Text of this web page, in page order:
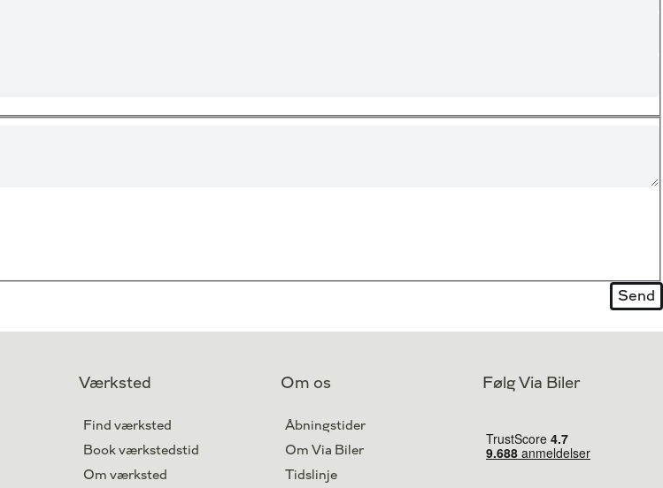
Værksted
Find værksted
Book værkstedstid
Om værksted
Om os
Åbningstider
Om Via Biler
Tidslinje
Følg Via Biler